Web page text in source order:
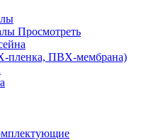
Просмотреть
пленка, ПВХ-мембрана)